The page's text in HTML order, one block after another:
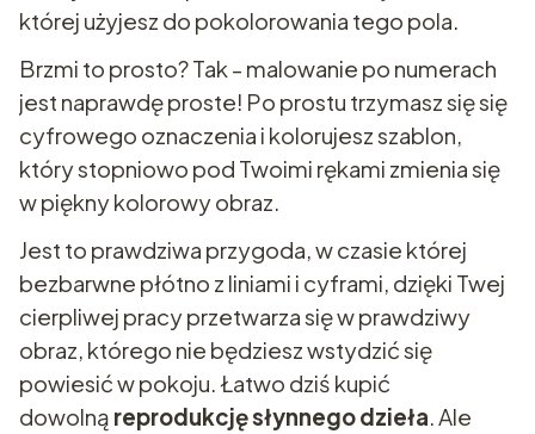
której użyjesz do pokolorowania tego pola.
Brzmi to prosto? Tak - malowanie po numerach
jest naprawdę proste! Po prostu trzymasz się się
cyfrowego oznaczenia i kolorujesz szablon,
który stopniowo pod Twoimi rękami zmienia się
w piękny kolorowy obraz.
Jest to prawdziwa przygoda, w czasie której
bezbarwne płótno z liniami i cyframi, dzięki Twej
cierpliwej pracy przetwarza się w prawdziwy
obraz, którego nie będziesz wstydzić się
powiesić w pokoju. Łatwo dziś kupić
dowolną reprodukcję słynnego dzieła. Ale